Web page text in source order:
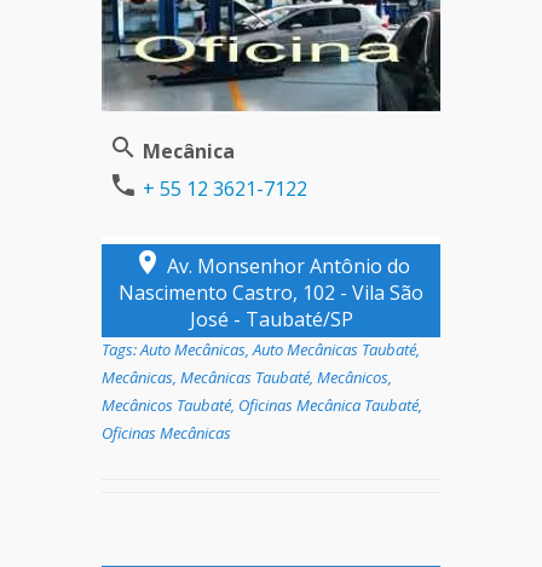
Mecânica
+ 55 12 3621-7122
Av. Monsenhor Antônio do
Nascimento Castro, 102 - Vila São
José - Taubaté/SP
Tags:Auto Mecânicas,Auto Mecânicas Taubaté,
Mecânicas, Mecânicas Taubaté, Mecânicos,
Mecânicos Taubaté, Oficinas Mecânica Taubaté,
Oficinas Mecânicas